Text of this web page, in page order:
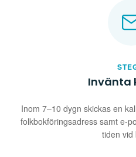
Invänta
Inom 7–10 dygn skickas en
folkbokföringsadress samt e-
tiden vid